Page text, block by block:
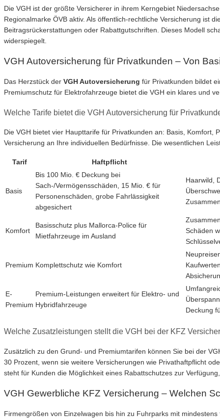
Die VGH ist der größte Versicherer in ihrem Kerngebiet
Regionalmarke ÖVB aktiv. Als öffentlich-rechtliche Versicherung ist
Beitragsrückerstattungen oder Rabattgutschriften. Dieses Modell
widerspiegelt.
VGH Autoversicherung für Privatkunden – Von
Das Herzstück der VGH Autoversicherung für Privatkunden bildet
Premiumschutz für Elektrofahrzeuge bietet die VGH ein klares und
Welche Tarife bietet die VGH Autoversicherung für
Die VGH bietet vier Haupttarife für Privatkunden an: Basis,
Versicherung an Ihre individuellen Bedürfnisse. Die wesentlichen
Tarif Haftpflicht
Basis
Bis 100 Mio. € Deckung bei
Sach-/Vermögensschäden, 15 Mio. € für
Personenschäden, grobe Fahrlässigkeit
abgesichert
Haarwild,
Komfort
Basisschutz plus Mallorca-Police für
Mietfahrzeuge im Ausland
Schäden
Premium Komplettschutz wie Komfort
E-
Premium
Premium-Leistungen erweitert für Elektro- und
Hybridfahrzeuge
Deckung
Welche Zusatzleistungen stellt die VGH bei der KFZ
Zusätzlich zu den Grund- und Premiumtarifen können Sie bei der
30 Prozent, wenn sie weitere Versicherungen wie Privathaftpflicht
steht für Kunden die Möglichkeit eines Rabattschutzes zur
VGH Gewerbliche KFZ Versicherung – Welchen
Firmengrößen von Einzelwagen bis hin zu Fuhrparks mit